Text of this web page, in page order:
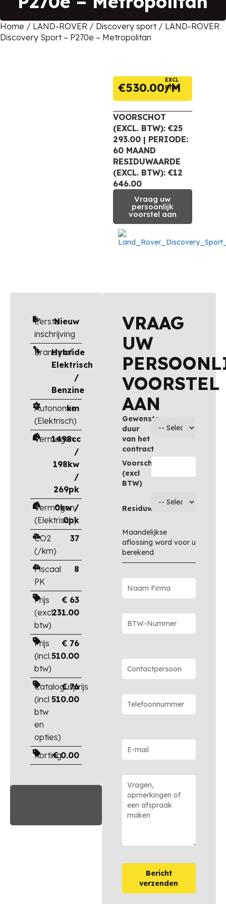
Home / LAND-ROVER / Discovery sport/ LAND-ROVER
Discovery Sport – P270e – Metropolitan
€530.00
EXCL
BTW
VOORSCHOT
(EXCL. BTW): €25
293.00 | PERIODE:
60 MAAND
RESIDUWAARDE
(EXCL. BTW): €12
646.00
Vraag uw
persoonlijk
voorstel aan
Eerste
inschrijving
Nieuw
Brandstof
Hybride
Elektrisch
/
Benzine
Autonomie
(Elektrisch)
km
Vermogen
1498cc
/
198kw
/
269pk
Vermogen
(Elektrisch)
0kw /
0pk
CO2
(/km)
37
Fiscaal
PK
8
Prijs
(excl.
btw)
€ 63
231.00
Prijs
(incl.
btw)
€ 76
510.00
Catalogusprijs
(incl
btw
en
opties)
€76
510.00
Korting
€0.00
VRAAG
UW
VOORSTEL
AAN
Gewenste
duur
van het
contract
Voorschot
(excl
BTW)
Residuwaarde
Maandelijkse
aflossing word voor u
berekend
Bericht
verzenden